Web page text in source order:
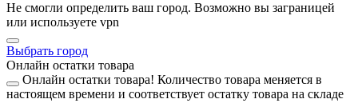
Не смогли определить ваш город. Возможно вы заграницей
или используете vpn
Выбрать город
Онлайн остатки товара
Онлайн остатки товара! Количество товара меняется в
настоящем времени и соответствует остатку товара на складе